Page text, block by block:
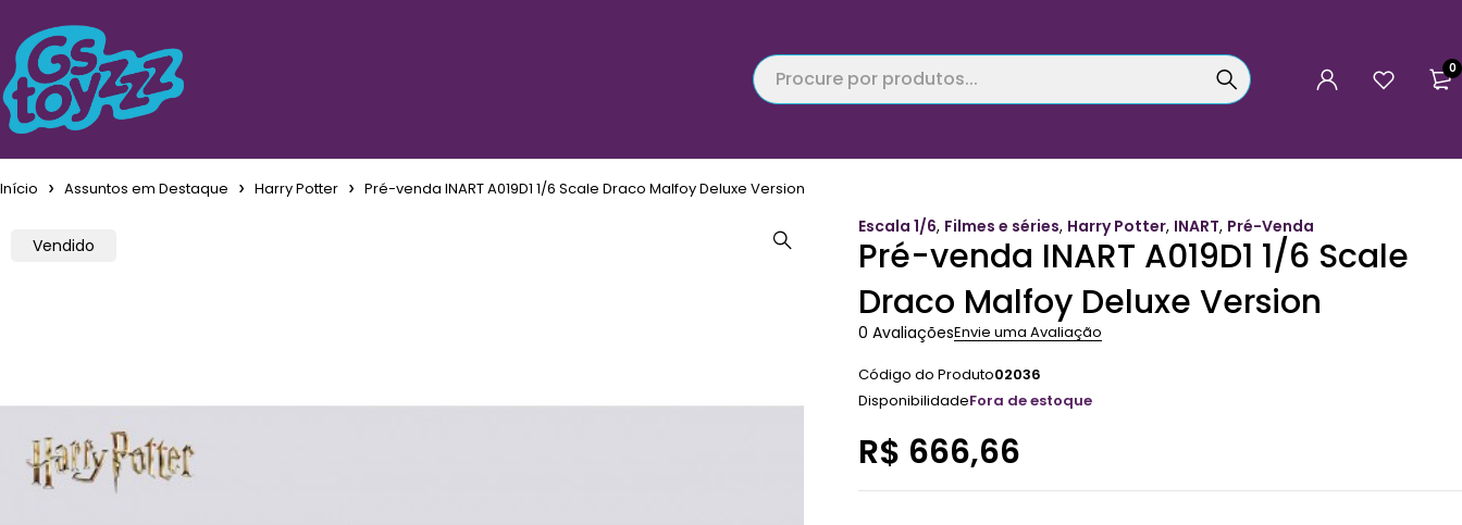
0
Início Assuntos em Destaque Harry Potter Pré-venda INART A019D1 1/6 Scale Draco Malfoy Deluxe Version
Vendido
Escala 1/6, Filmes e séries, Harry Potter, INART, Pré-Venda
Pré-venda INART A019D1 1/6 Scale
Draco Malfoy Deluxe Version
0 AvaliaçõesEnvie uma Avaliação
Código do Produto02036
DisponibilidadeFora de estoque
R$ 666,66